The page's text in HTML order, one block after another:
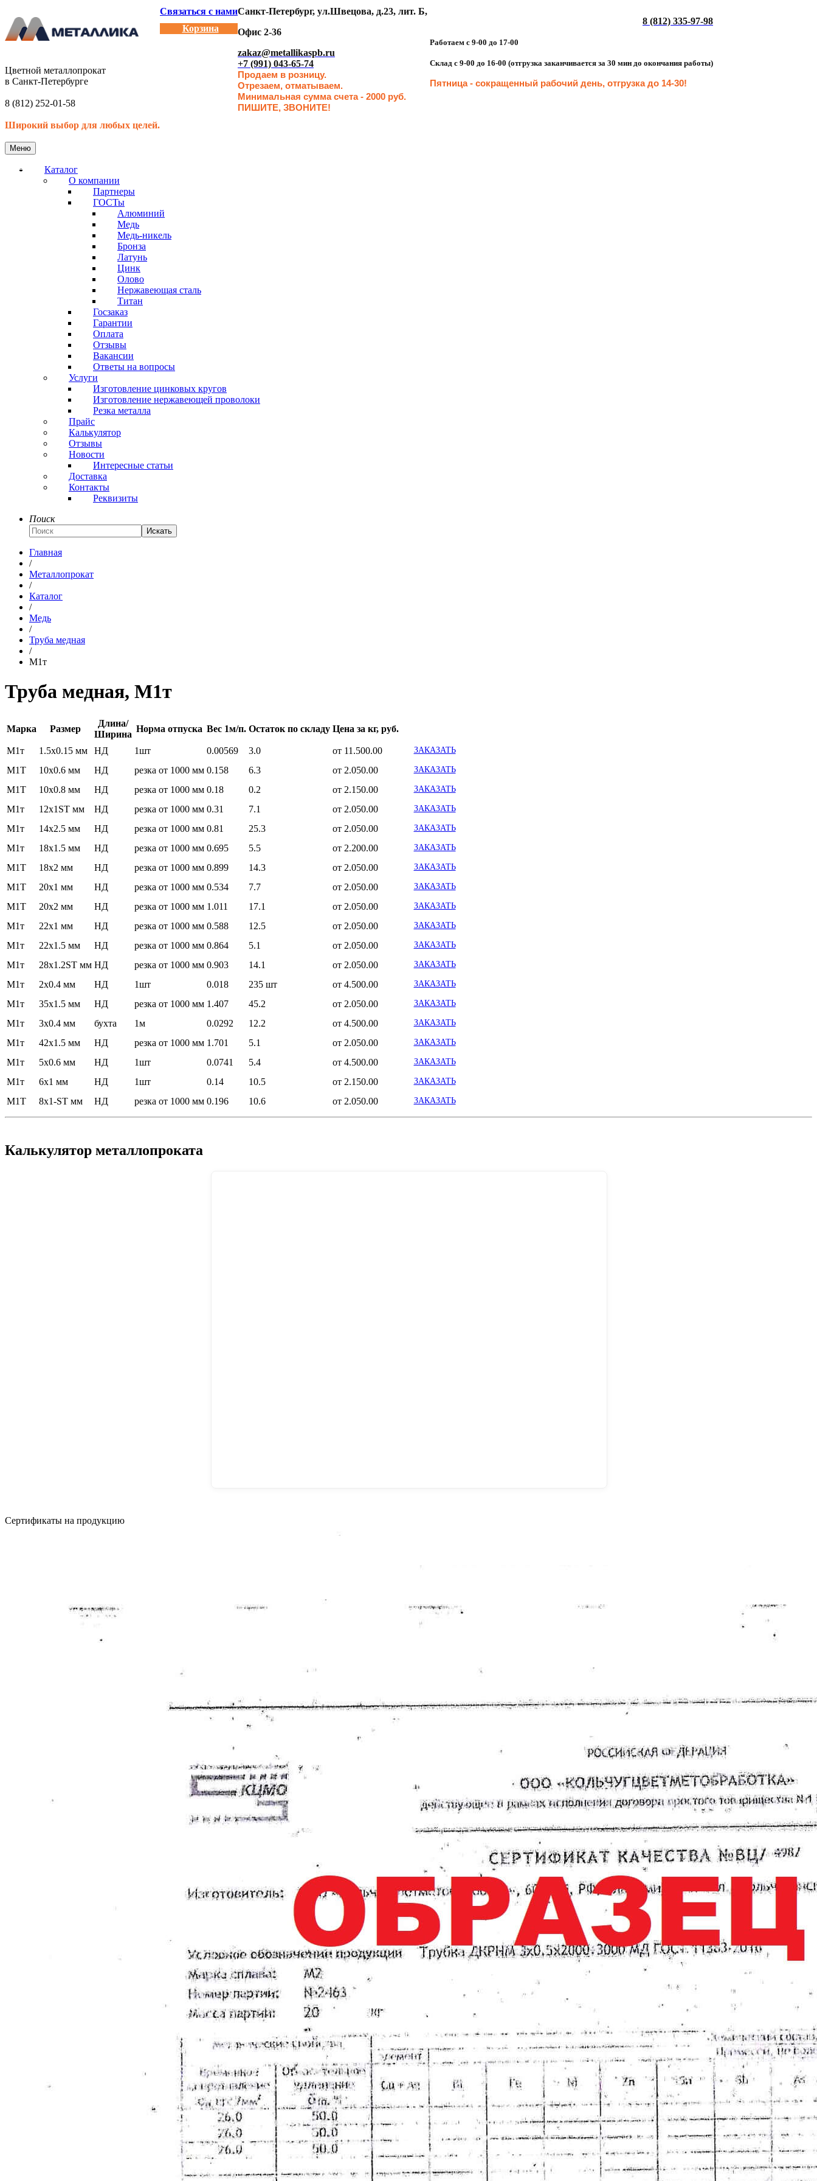
Цветной металлопрокат
в Санкт-Петербурге
8 (812) 252-01-58
Широкий выбор для любых целей.
Связаться с нами
Корзина
Санкт-Петербург, ул.Швецова, д.23, лит. Б,
Офис 2-36
zakaz@metallikaspb.ru
+7 (991) 043-65-74
Продаем в розницу.
Отрезаем, отматываем.
Минимальная сумма счета - 2000 руб.
ПИШИТЕ, ЗВОНИТЕ!
8 (812) 335-97-98
Работаем с 9-00 до 17-00
Склад с 9-00 до 16-00 (отгрузка заканчивается за 30 мин до окончания работы)
Пятница - сокращенный рабочий день, отгрузка до 14-30!
Меню
Каталог
О компании
Партнеры
ГОСТы
Алюминий
Медь
Медь-никель
Бронза
Латунь
Цинк
Олово
Нержавеющая сталь
Титан
Госзаказ
Гарантии
Оплата
Отзывы
Вакансии
Ответы на вопросы
Услуги
Изготовление цинковых кругов
Изготовление нержавеющей проволоки
Резка металла
Прайс
Калькулятор
Отзывы
Новости
Интересные статьи
Доставка
Контакты
Реквизиты
Поиск
Искать
Главная
/
Металлопрокат
/
Каталог
/
Медь
/
Труба медная
/
М1т
Труба медная, М1т
Марка Размер
Длина/
Ширина
Норма отпуска Вес 1м/п. Остаток по складу Цена за кг, руб.
М1т 1.5x0.15 мм НД 1шт 0.00569 3.0 от 11.500.00 ЗАКАЗАТЬ
М1Т 10x0.6 мм НД резка от 1000 мм 0.158 6.3 от 2.050.00 ЗАКАЗАТЬ
М1Т 10x0.8 мм НД резка от 1000 мм 0.18 0.2 от 2.150.00 ЗАКАЗАТЬ
М1т 12x1ST мм НД резка от 1000 мм 0.31 7.1 от 2.050.00 ЗАКАЗАТЬ
М1т 14x2.5 мм НД резка от 1000 мм 0.81 25.3 от 2.050.00 ЗАКАЗАТЬ
М1т 18x1.5 мм НД резка от 1000 мм 0.695 5.5 от 2.200.00 ЗАКАЗАТЬ
М1Т 18x2 мм НД резка от 1000 мм 0.899 14.3 от 2.050.00 ЗАКАЗАТЬ
М1Т 20x1 мм НД резка от 1000 мм 0.534 7.7 от 2.050.00 ЗАКАЗАТЬ
М1Т 20x2 мм НД резка от 1000 мм 1.011 17.1 от 2.050.00 ЗАКАЗАТЬ
М1т 22x1 мм НД резка от 1000 мм 0.588 12.5 от 2.050.00 ЗАКАЗАТЬ
М1т 22x1.5 мм НД резка от 1000 мм 0.864 5.1 от 2.050.00 ЗАКАЗАТЬ
М1т 28x1.2ST мм НД резка от 1000 мм 0.903 14.1 от 2.050.00 ЗАКАЗАТЬ
М1т 2x0.4 мм НД 1шт 0.018 235 шт от 4.500.00 ЗАКАЗАТЬ
М1т 35x1.5 мм НД резка от 1000 мм 1.407 45.2 от 2.050.00 ЗАКАЗАТЬ
М1т 3x0.4 мм бухта 1м 0.0292 12.2 от 4.500.00 ЗАКАЗАТЬ
М1т 42x1.5 мм НД резка от 1000 мм 1.701 5.1 от 2.050.00 ЗАКАЗАТЬ
М1т 5x0.6 мм НД 1шт 0.0741 5.4 от 4.500.00 ЗАКАЗАТЬ
М1т 6x1 мм НД 1шт 0.14 10.5 от 2.150.00 ЗАКАЗАТЬ
М1Т 8x1-ST мм НД резка от 1000 мм 0.196 10.6 от 2.050.00 ЗАКАЗАТЬ
Калькулятор металлопроката
Сертификаты на продукцию